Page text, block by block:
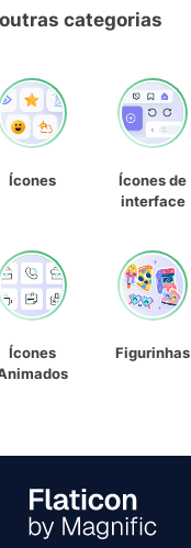
categorias
Ícones
Ícones de
interface
Ícones
Figurinhas